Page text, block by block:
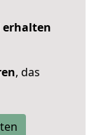
erhalten
, das